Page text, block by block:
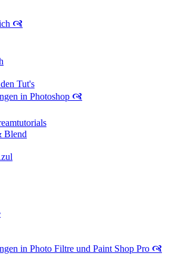
🙧
Tut's
in Photoshop 🙧
Blend
in Photo Filtre und Paint Shop Pro 🙧